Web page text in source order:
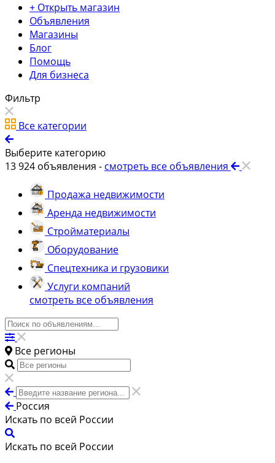
+ Открыть магазин
Объявления
Магазины
Блог
Помощь
Для бизнеса
Фильтр
Все категории
Выберите категорию
13 924 объявления - смотреть все объявления
Продажа недвижимости
Аренда недвижимости
Стройматериалы
Оборудование
Спецтехника и грузовики
Услуги компаний
смотреть все объявления
Все регионы
Россия
Искать по всей России
Искать по всей России